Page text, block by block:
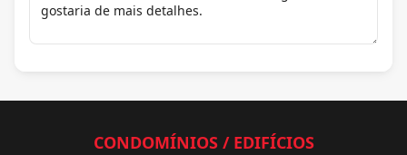
CONDOMÍNIOS / EDIFÍCIOS